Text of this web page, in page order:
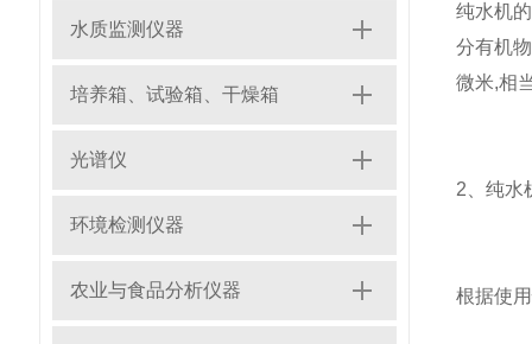
水质监测仪器
培养箱、试验箱、干燥箱
光谱仪
环境检测仪器
农业与食品分析仪器
纯水机
分有机
微米,相
2、纯水
根据使